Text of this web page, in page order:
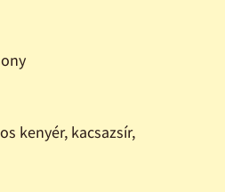
kenyér, kacsazsír,